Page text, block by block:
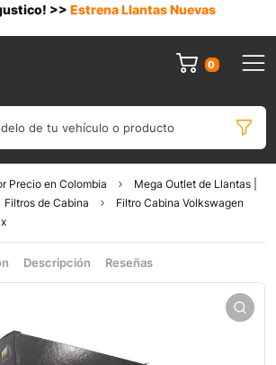
>> Estrena Llantas Nuevas
0
de tu vehículo o producto
Precio en Colombia
Mega Outlet de Llantas |
Filtros de Cabina
Filtro Cabina Volkswagen
Descripción Reseñas